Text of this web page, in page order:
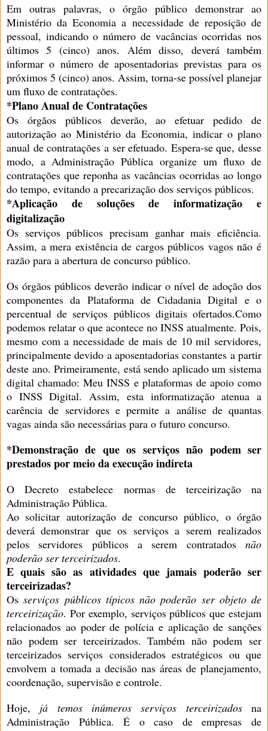
Em outras palavras, o órgão público demonstrar ao
Ministério da Economia a necessidade de reposição de
pessoal, indicando o número de vacâncias ocorridas nos
últimos 5 (cinco) anos. Além disso, deverá também
informar o número de aposentadorias previstas para os
próximos 5 (cinco) anos. Assim, torna-se possível planejar
um fluxo de contratações.
*Plano Anual de Contratações
Os órgãos públicos deverão, ao efetuar pedido de
autorização ao Ministério da Economia, indicar o plano
anual de contratações a ser efetuado. Espera-se que, desse
modo, a Administração Pública organize um fluxo de
contratações que reponha as vacâncias ocorridas ao longo
do tempo, evitando a precarização dos serviços públicos.
*Aplicação de soluções de informatização e
digitalização
Os serviços públicos precisam ganhar mais eficiência.
Assim, a mera existência de cargos públicos vagos não é
razão para a abertura de concurso público.
Os órgãos públicos deverão indicar o nível de adoção dos
componentes da Plataforma de Cidadania Digital e o
percentual de serviços públicos digitais ofertados.Como
podemos relatar o que acontece no INSS atualmente. Pois,
mesmo com a necessidade de mais de 10 mil servidores,
principalmente devido a aposentadorias constantes a partir
deste ano. Primeiramente, está sendo aplicado um sistema
digital chamado: Meu INSS e plataformas de apoio como
o INSS Digital. Assim, esta informatização atenua a
carência de servidores e permite a análise de quantas
vagas ainda são necessárias para o futuro concurso.
*Demonstração de que os serviços não podem ser
prestados por meio da execução indireta
O Decreto estabelece normas de terceirização na
Administração Pública.
Ao solicitar autorização de concurso público, o órgão
deverá demonstrar que os serviços a serem realizados
pelos servidores públicos a serem contratados não
poderão ser terceirizados.
E quais são as atividades que jamais poderão ser
terceirizadas?
Osserviços públicos típicosnão poderão ser objeto de
terceirização. Por exemplo, serviços públicos que estejam
relacionados ao poder de polícia e aplicação de sanções
não podem ser terceirizados. Também não podem ser
terceirizados serviços considerados estratégicos ou que
envolvem a tomada a decisão nas áreas de planejamento,
coordenação, supervisão e controle.
Hoje, já temos inúmeros serviços terceirizadosna
Administração Pública. É o caso de empresas de